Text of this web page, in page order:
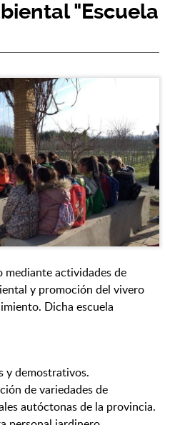
"Escuela
mediante actividades de
y promoción del vivero
Dicha escuela
y demostrativos.
de variedades de
autóctonas de la provincia.